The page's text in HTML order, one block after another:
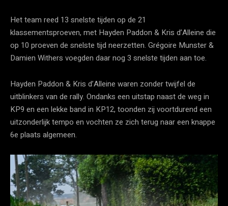
Het team reed 13 snelste tijden op de 21
klassementsproeven, met Hayden Paddon & Kris d’Alleine die
op 10 proeven de snelste tijd neerzetten. Grégoire Munster &
Damien Withers voegden daar nog 3 snelste tijden aan toe.
Hayden Paddon & Kris d’Alleine waren zonder twijfel de
uitblinkers van de rally. Ondanks een uitstap naast de weg in
KP9 en een lekke band in KP12, toonden zij voortdurend een
uitzonderlijk tempo en vochten ze zich terug naar een knappe
6e plaats algemeen.